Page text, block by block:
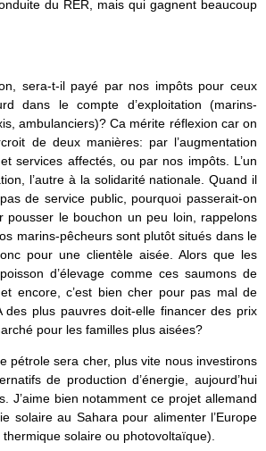
du RER, mais qui gagnent beaucoup
sera-t-il payé par nos impôts pour ceux
dans le compte d’exploitation (marins-
ambulanciers)? Ca mérite réflexion car on
de deux manières: par l’augmentation
services affectés, ou par nos impôts. L’un
l’autre à la solidarité nationale. Quand il
de service public, pourquoi passerait-on
pousser le bouchon un peu loin, rappelons
marins-pêcheurs sont plutôt situés dans le
pour une clientèle aisée. Alors que les
d’élevage comme ces saumons de
encore, c’est bien cher pour pas mal de
des plus pauvres doit-elle financer des prix
pour les familles plus aisées?
pétrole sera cher, plus vite nous investirons
de production d’énergie, aujourd’hui
J’aime bien notamment ce projet allemand
solaire au Sahara pour alimenter l’Europe
solaire ou photovoltaïque).